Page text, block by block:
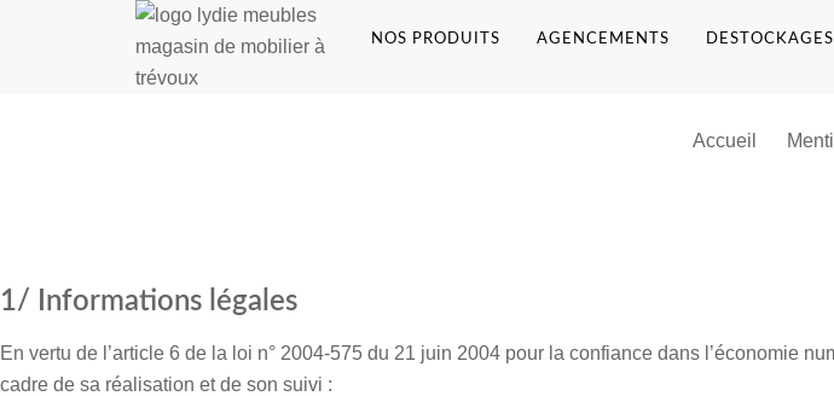
NOS PRODUITS AGENCEMENTS DESTOCKAGES
Accueil
1/ Informations légales
En vertu de l’article 6 de la loi n° 2004-575 du 21 juin 2004 pour la confiance dans l’économie
cadre de sa réalisation et de son suivi :